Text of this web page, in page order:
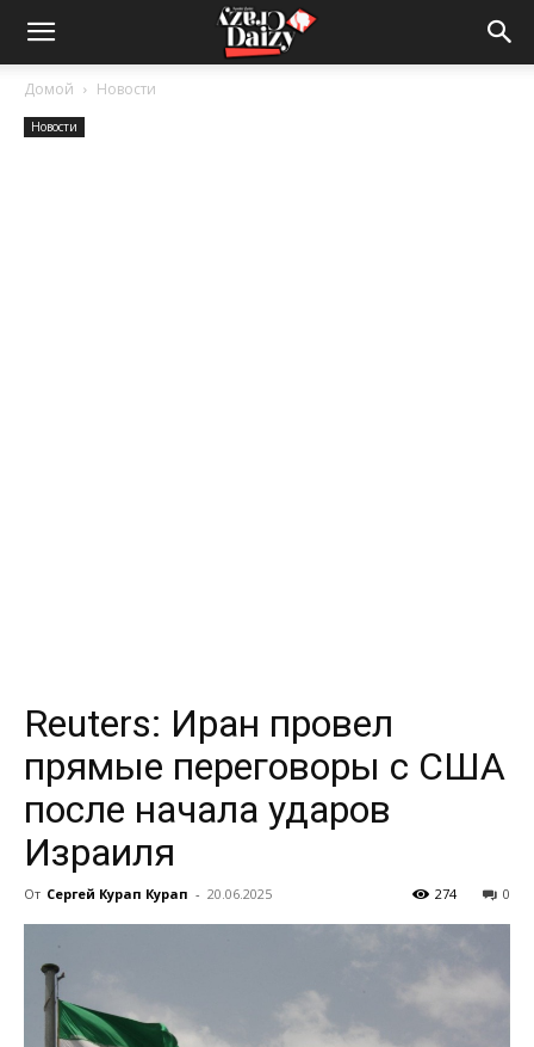
Crazy-
Daizy
Домой Новости
Новости
Reuters: Иран провел
прямые переговоры с США
после начала ударов
Израиля
От Сергей Курап Курап - 20.06.2025 0
274